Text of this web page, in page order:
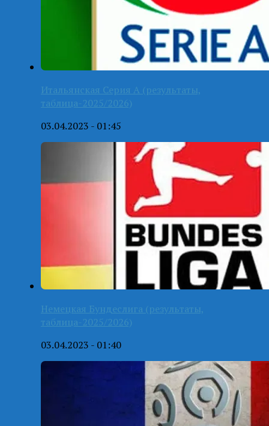
Итальянская Серия А (результаты,
таблица-2025/2026)
03.04.2023 - 01:45
Немецкая Бундеслига (результаты,
таблица-2025/2026)
03.04.2023 - 01:40